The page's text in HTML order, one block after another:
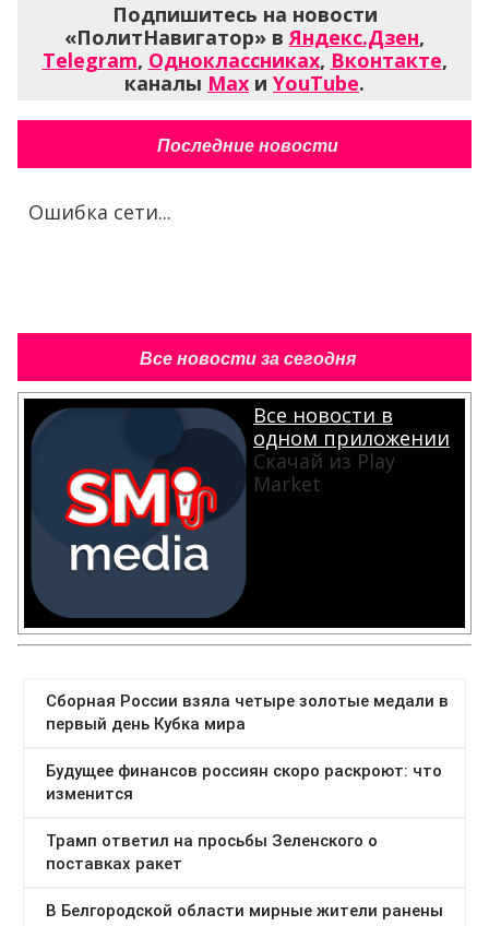
Подпишитесь на новости
«ПолитНавигатор» вЯндекс.Дзен,
Telegram, Одноклассниках, Вконтакте,
каналы Max и YouTube.
Последние новости
Ошибка сети...
Все новости за сегодня
Все новости в
одном приложении
Скачай из Play
Market